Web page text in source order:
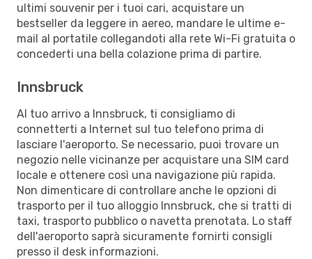
ultimi souvenir per i tuoi cari, acquistare un
bestseller da leggere in aereo, mandare le ultime e-
mail al portatile collegandoti alla rete Wi-Fi gratuita o
concederti una bella colazione prima di partire.
Innsbruck
Al tuo arrivo a Innsbruck, ti consigliamo di
connetterti a Internet sul tuo telefono prima di
lasciare l'aeroporto. Se necessario, puoi trovare un
negozio nelle vicinanze per acquistare una SIM card
locale e ottenere così una navigazione più rapida.
Non dimenticare di controllare anche le opzioni di
trasporto per il tuo alloggio Innsbruck, che si tratti di
taxi, trasporto pubblico o navetta prenotata. Lo staff
dell'aeroporto saprà sicuramente fornirti consigli
presso il desk informazioni.